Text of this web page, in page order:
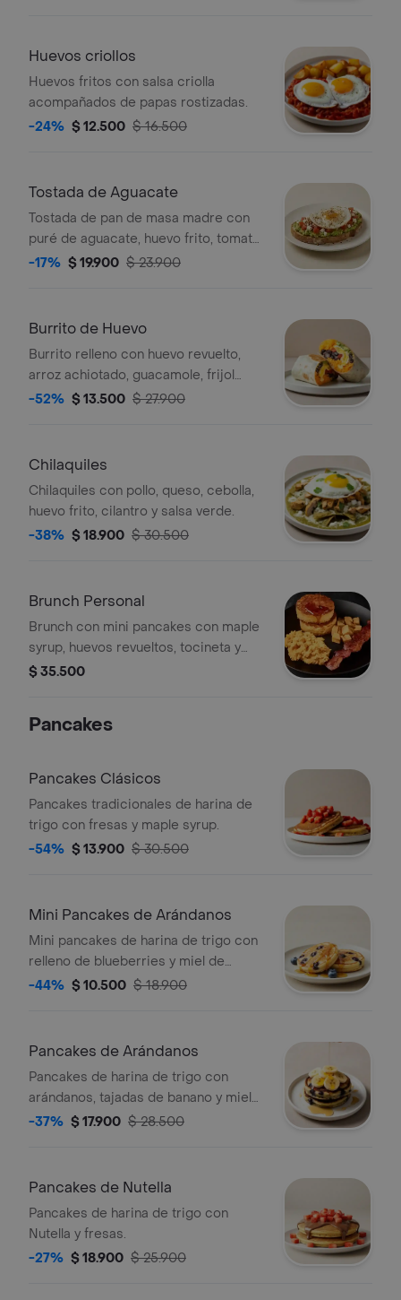
Huevos criollos
Huevos fritos con salsa criolla
acompañados de papas rostizadas.
-24% $ 12.500 $ 16.500
Tostada de Aguacate
Tostada de pan de masa madre con
puré de aguacate, huevo frito, tomate
en cubos, quinoa crocante y queso
-17% $ 19.900 $ 23.900
Burrito de Huevo
Burrito relleno con huevo revuelto,
arroz achiotado, guacamole, frijol
negro, pico de gallo, queso y salsa
-52% $ 13.500 $ 27.900
Chilaquiles
Chilaquiles con pollo, queso, cebolla,
huevo frito, cilantro y salsa verde.
-38% $ 18.900 $ 30.500
Brunch Personal
Brunch con mini pancakes con maple
syrup, huevos revueltos, tocineta y
papas rostizadas.
$ 35.500
Pancakes
Pancakes Clásicos
Pancakes tradicionales de harina de
trigo con fresas y maple syrup.
-54% $ 13.900 $ 30.500
Mini Pancakes de Arándanos
Mini pancakes de harina de trigo con
relleno de blueberries y miel de
maple.
-44% $ 10.500 $ 18.900
Pancakes de Arándanos
Pancakes de harina de trigo con
arándanos, tajadas de banano y miel
de maple.
-37% $ 17.900 $ 28.500
Pancakes de Nutella
Pancakes de harina de trigo con
Nutella y fresas.
-27% $ 18.900 $ 25.900